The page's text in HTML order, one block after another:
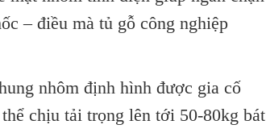
– điều mà tủ gỗ công nghiệp
nhôm định hình được gia cố
chịu tải trọng lên tới 50-80kg bát